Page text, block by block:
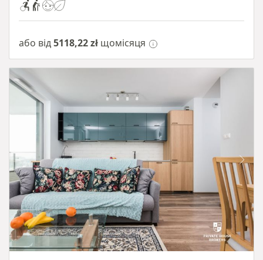
або від5118,22 zł щомісяця